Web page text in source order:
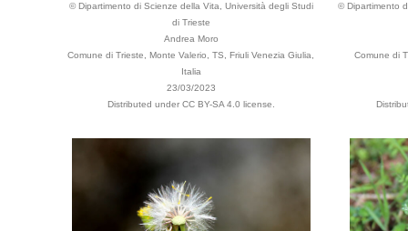
© Dipartimento di Scienze della Vita, Università degli Studi
di Trieste
Andrea Moro
Comune di Trieste, Monte Valerio, TS, Friuli Venezia Giulia,
Italia
23/03/2023
Distributed under CC BY-SA 4.0 license.
© Dipartimento
Comune di